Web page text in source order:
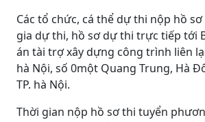
Các tổ chức, cá thể dự thi nộp hồ
gia dự thi, hồ sơ dự thi trực tiếp tới
án tài trợ xây dựng công trình liên
hà Nội, số 0một Quang Trung, Hà
TP. hà Nội.
Thời gian nộp hồ sơ thi tuyển